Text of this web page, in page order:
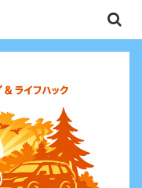
連れ旅行情報と、暮らしに役
ファミリーブログ。